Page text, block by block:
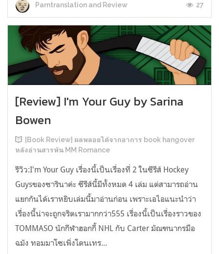
Parntranslation and Review 27
[Review] I'm Your Guy by Sarina
Bowen
[Book Review] ผลพลอยได้จากอาการ book hangover
หลังอ่านสารพัน MM Romance
รีวิว:I'm Your Guy เรื่องนี้เป็นเรื่องที่ 2 ในซีรีส์ Hockey
Guysของซารินาค่ะ ซีรีส์นี้มีทั้งหมด 4 เล่ม แต่สามารถอ่าน
แยกกันได้เราหยิบเล่มนี้มาอ่านก่อน เพราะเอไอแนะนำว่า
เรื่องนี้น่าจะถูกจริตเรามากกว่า555 เรื่องนี้เป็นเรื่องราวของ
TOMMASO นักกีฬาฮอกกี้ NHL กับ Carter มัณฑนากรมือ
ฉมัง ทอมมาโซเพิ่งโดนเทร...